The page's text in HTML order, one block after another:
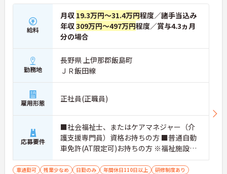
給料
月収 19.3万円～31.4万円程度／諸手当込み
年収309万円～497万円程度／賞与4.3ヵ月
分の場合
勤務地
長野県 上伊那郡飯島町
ＪＲ飯田線
雇用形態 正社員(正職員)
応募要件
■社会福祉士、またはケアマネジャー（介
護支援専門員）資格お持ちの方 ■普通自動
車免許(AT限定可)お持ちの方 ※福祉施設等
での相談業務経験者 ※パソコン操作可能な
方(ワード・エクセル・専用ソフト)
車通勤可 残業少なめ 日勤のみ 年間休日110日以上
研修制度あり